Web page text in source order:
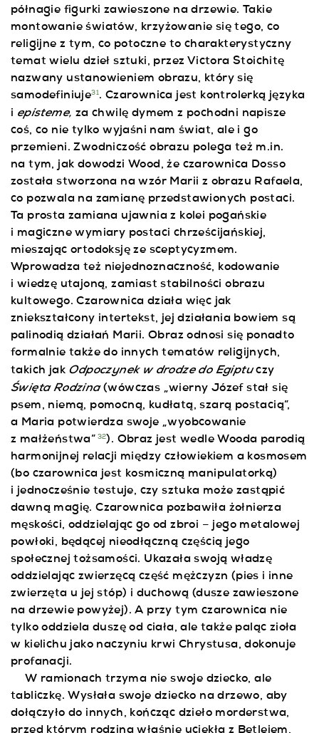
półnagie figurki zawieszone na drzewie. Takie
montowanie światów, krzyżowanie się tego, co
religijne z tym, co potoczne to charakterystyczny
temat wielu dzieł sztuki, przez Victora Stoichitę
nazwany ustanowieniem obrazu, który się
samodefiniuje31. Czarownica jest kontrolerką języka
i episteme, za chwilę dymem z pochodni napisze
coś, co nie tylko wyjaśni nam świat, ale i go
przemieni. Zwodniczość obrazu polega też m.in.
na tym, jak dowodzi Wood, że czarownica Dosso
została stworzona na wzór Marii z obrazu Rafaela,
co pozwala na zamianę przedstawionych postaci.
Ta prosta zamiana ujawnia z kolei pogańskie
i magiczne wymiary postaci chrześcijańskiej,
mieszając ortodoksję ze sceptycyzmem.
Wprowadza też niejednoznaczność, kodowanie
i wiedzę utajoną, zamiast stabilności obrazu
kultowego. Czarownica działa więc jak
zniekształcony intertekst, jej działania bowiem są
palinodią działań Marii. Obraz odnosi się ponadto
formalnie także do innych tematów religijnych,
takich jak Odpoczynek w drodze do Egiptuczy
Święta Rodzina(wówczas „wierny Józef stał się
psem, niemą, pomocną, kudłatą, szarą postacią”,
a Maria potwierdza swoje „wyobcowanie
z małżeństwa” 32). Obraz jest wedle Wooda parodią
harmonijnej relacji między człowiekiem a kosmosem
(bo czarownica jest kosmiczną manipulatorką)
i jednocześnie testuje, czy sztuka może zastąpić
dawną magię. Czarownica pozbawiła żołnierza
męskości, oddzielając go od zbroi – jego metalowej
powłoki, będącej nieodłączną częścią jego
społecznej tożsamości. Ukazała swoją władzę
oddzielając zwierzęcą część mężczyzn (pies i inne
zwierzęta u jej stóp) i duchową (dusze zawieszone
na drzewie powyżej). A przy tym czarownica nie
tylko oddziela duszę od ciała, ale także paląc zioła
w kielichu jako naczyniu krwi Chrystusa, dokonuje
profanacji.
W ramionach trzyma nie swoje dziecko, ale
tabliczkę. Wysłała swoje dziecko na drzewo, aby
dołączyło do innych, kończąc dzieło morderstwa,